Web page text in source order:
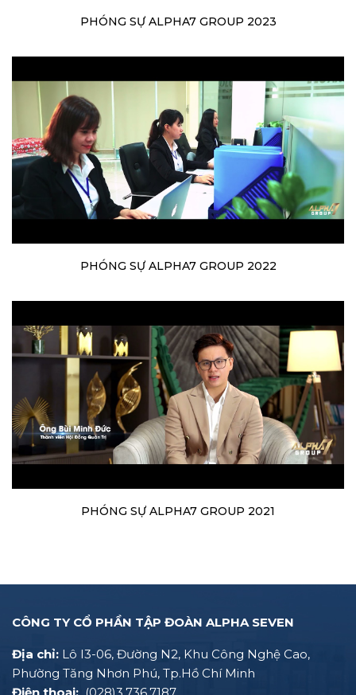
PHÓNG SỰ ALPHA7 GROUP 2023
PHÓNG SỰ ALPHA7 GROUP 2022
PHÓNG SỰ ALPHA7 GROUP 2021
CÔNG TY CỔ PHẦN TẬP ĐOÀN ALPHA SEVEN
Địa chỉ: Lô I3-06, Đường N2, Khu Công Nghệ Cao,
Phường Tăng Nhơn Phú, Tp.Hồ Chí Minh
Điện thoại: (028)3.736.7187